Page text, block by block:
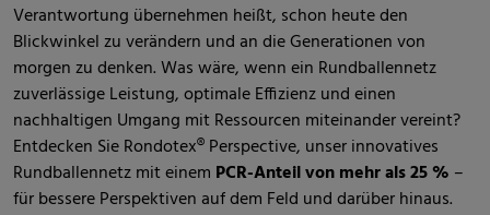
Verantwortung übernehmen heißt, schon heute den
Blickwinkel zu verändern und an die Generationen von
morgen zu denken. Was wäre, wenn ein Rundballennetz
zuverlässige Leistung, optimale Effizienz und einen
nachhaltigen Umgang mit Ressourcen miteinander vereint?
Entdecken Sie Rondotex® Perspective, unser innovatives
Rundballennetz mit einem PCR-Anteil von mehr als 25 % –
für bessere Perspektiven auf dem Feld und darüber hinaus.